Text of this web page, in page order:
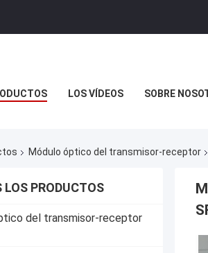
LOS VÍDEOS SOBRE
Módulo óptico del transmisor-receptor
LOS PRODUCTOS
del transmisor-receptor